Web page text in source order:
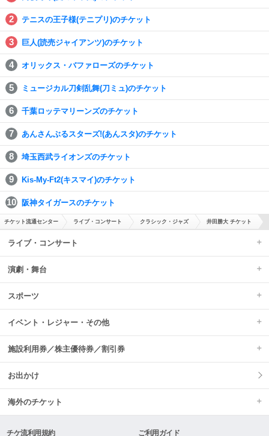
テニスの王子様(テニプリ)のチケット
巨人(読売ジャイアンツ)のチケット
オリックス・バファローズのチケット
ミュージカル刀剣乱舞(刀ミュ)のチケット
千葉ロッテマリーンズのチケット
あんさんぶるスターズ!(あんスタ)のチケット
埼玉西武ライオンズのチケット
Kis-My-Ft2(キスマイ)のチケット
阪神タイガースのチケット
チケット流通センター ライブ・コンサート クラシック・ジャズ 井田勝大 チケット
ライブ・コンサート
演劇・舞台
スポーツ
イベント・レジャー・その他
施設利用券／株主優待券／割引券
お出かけ
海外のチケット
チケ流利用規約 ご利用ガイド